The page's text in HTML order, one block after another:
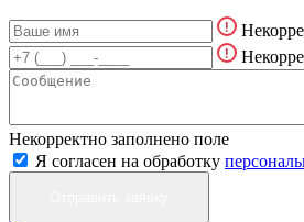
Некорректно заполнено поле
Я согласен на обработку